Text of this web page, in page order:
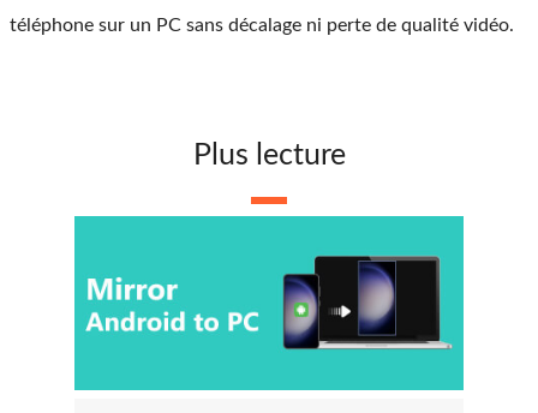
téléphone sur un PC sans décalage ni perte de qualité vidéo.
Plus lecture